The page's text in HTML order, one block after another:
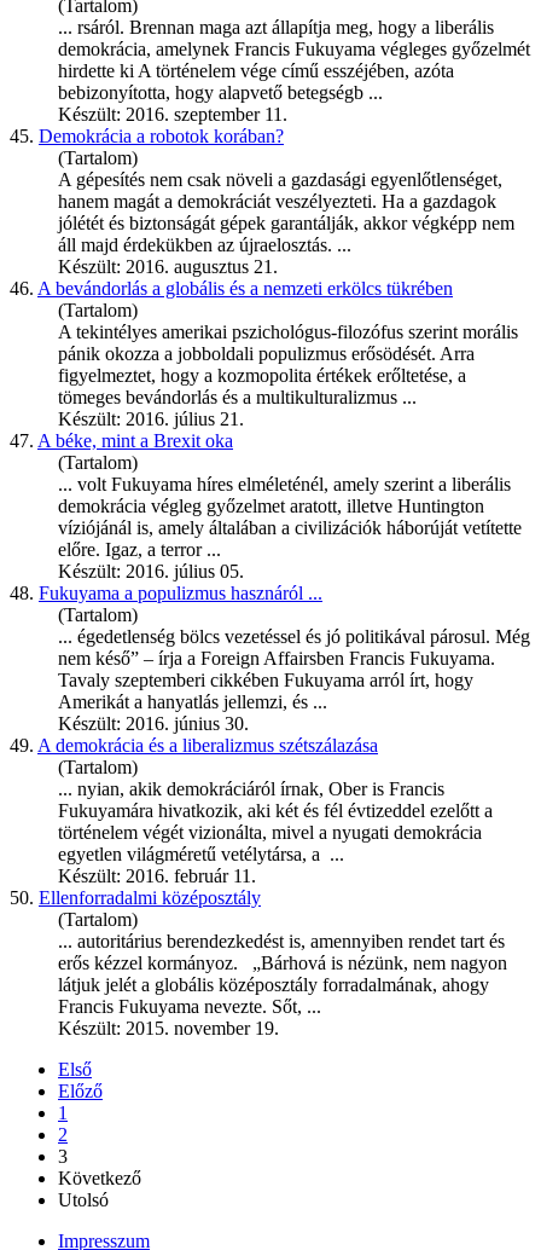
(Tartalom)
... rsáról. Brennan maga azt állapítja meg, hogy a liberális
demokrácia, amelynek Francis Fukuyama végleges győzelmét
hirdette ki A történelem vége című esszéjében, azóta
bebizonyította, hogy alapvető betegségb ...
Készült: 2016. szeptember 11.
45. Demokrácia a robotok korában?
(Tartalom)
A gépesítés nem csak növeli a gazdasági egyenlőtlenséget,
hanem magát a demokráciát veszélyezteti. Ha a gazdagok
jólétét és biztonságát gépek garantálják, akkor végképp nem
áll majd érdekükben az újraelosztás. ...
Készült: 2016. augusztus 21.
46. A bevándorlás a globális és a nemzeti erkölcs tükrében
(Tartalom)
A tekintélyes amerikai pszichológus-filozófus szerint morális
pánik okozza a jobboldali populizmus erősödését. Arra
figyelmeztet, hogy a kozmopolita értékek erőltetése, a
tömeges bevándorlás és a multikulturalizmus ...
Készült: 2016. július 21.
47. A béke, mint a Brexit oka
(Tartalom)
... volt Fukuyama híres elméleténél, amely szerint a liberális
demokrácia végleg győzelmet aratott, illetve Huntington
víziójánál is, amely általában a civilizációk háborúját vetítette
előre. Igaz, a terror ...
Készült: 2016. július 05.
48. Fukuyama a populizmus hasznáról ...
(Tartalom)
... égedetlenség bölcs vezetéssel és jó politikával párosul. Még
nem késő” – írja a Foreign Affairsben Francis Fukuyama.
Tavaly szeptemberi cikkében Fukuyama arról írt, hogy
Amerikát a hanyatlás jellemzi, és ...
Készült: 2016. június 30.
49. A demokrácia és a liberalizmus szétszálazása
(Tartalom)
... nyian, akik demokráciáról írnak, Ober is Francis
Fukuyamára hivatkozik, aki két és fél évtizeddel ezelőtt a
történelem végét vizionálta, mivel a nyugati demokrácia
egyetlen világméretű vetélytársa, a ...
Készült: 2016. február 11.
50. Ellenforradalmi középosztály
(Tartalom)
... autoritárius berendezkedést is, amennyiben rendet tart és
erős kézzel kormányoz. „Bárhová is nézünk, nem nagyon
látjuk jelét a globális középosztály forradalmának, ahogy
Francis Fukuyama nevezte. Sőt, ...
Készült: 2015. november 19.
Első
Előző
1
2
3
Következő
Utolsó
Impresszum